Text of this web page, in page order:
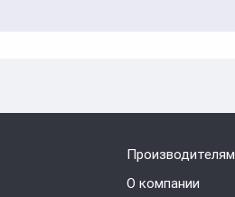
Производителям
О компании